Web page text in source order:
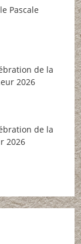
Pascale
de la
2026
de la
2026